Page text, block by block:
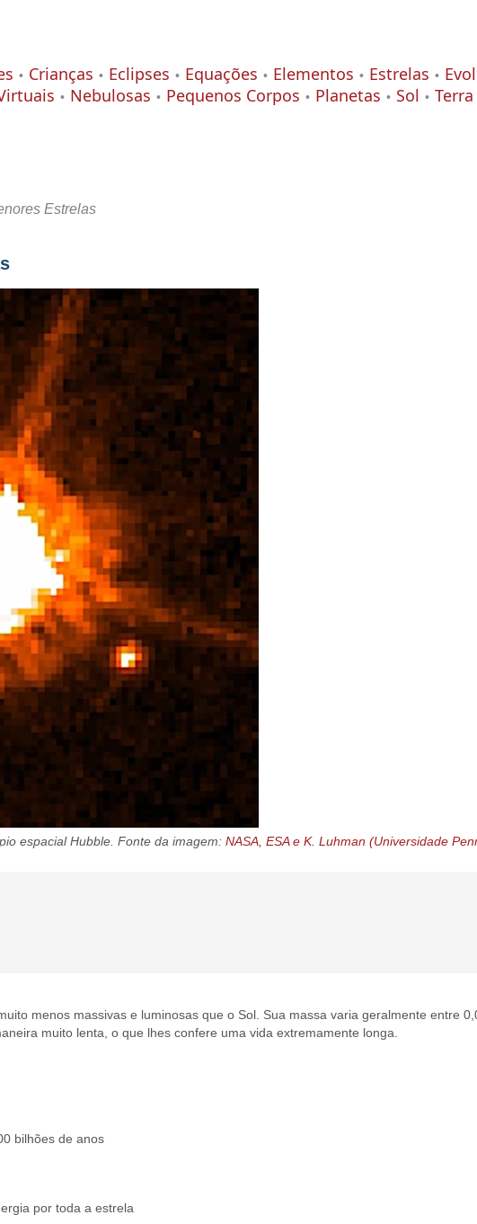
Crianças Eclipses Equações Elementos Estrelas
Nebulosas Pequenos Corpos Planetas Sol Terra
Estrelas
espacial Hubble. Fonte da imagem:NASA, ESA e K. Luhman (Universidade
menos massivas e luminosas que o Sol. Sua massa varia geralmente entre
muito lenta, o que lhes confere uma vida extremamente longa.
bilhões de anos
por toda a estrela